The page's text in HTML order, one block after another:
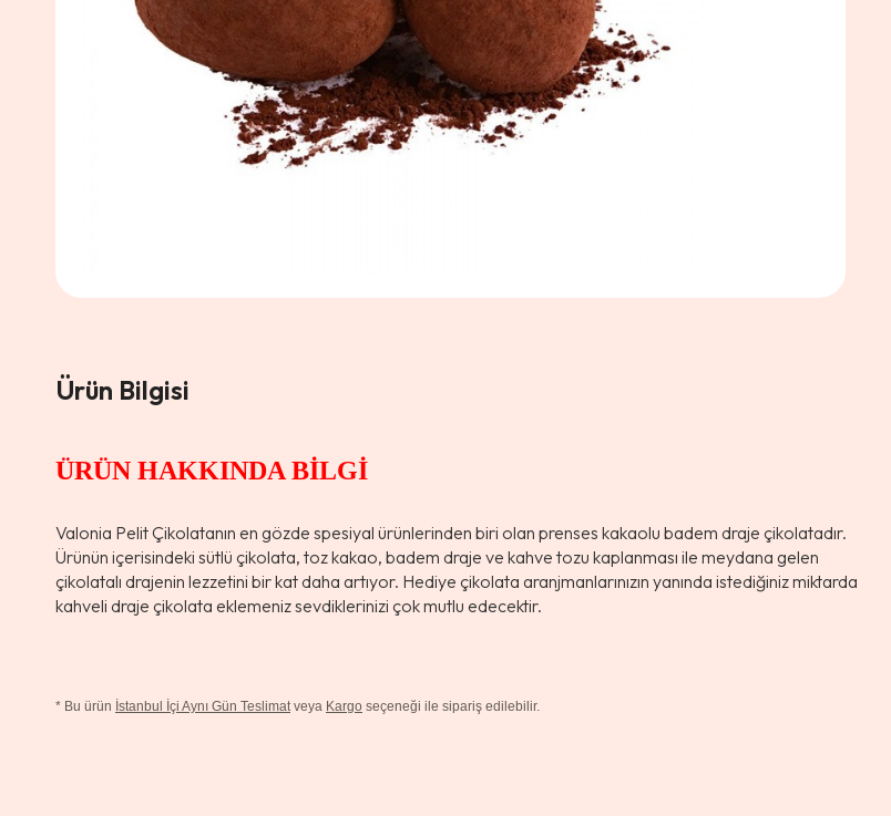
Ürün Bilgisi
ÜRÜN HAKKINDA BİLGİ
Valonia Pelit Çikolatanın en gözde spesiyal ürünlerinden biri olan prenses kakaolu badem draje çikolatadır.
Ürünün içerisindeki sütlü çikolata, toz kakao, badem draje ve kahve tozu kaplanması ile meydana gelen
çikolatalı drajenin lezzetini bir kat daha artıyor. Hediye çikolata aranjmanlarınızın yanında istediğiniz miktarda
kahveli draje çikolata eklemeniz sevdiklerinizi çok mutlu edecektir.
* Bu ürün İstanbul İçi Aynı Gün Teslimatveya Kargo seçeneği ile sipariş edilebilir.